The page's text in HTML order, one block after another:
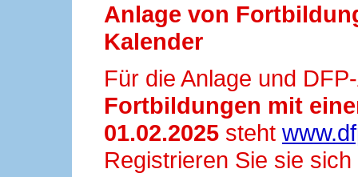
Anlage von
Kalender
Für die Anlage und
Fortbildungen mit
01.02.2025 steht
Registrieren Sie sie